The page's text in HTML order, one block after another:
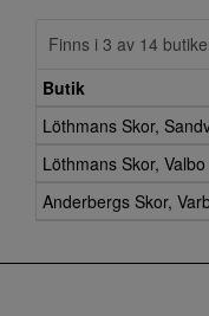
Finns i 3 av 14
Butik
Löthmans Skor,
Löthmans Skor, Valbo
Anderbergs Skor,